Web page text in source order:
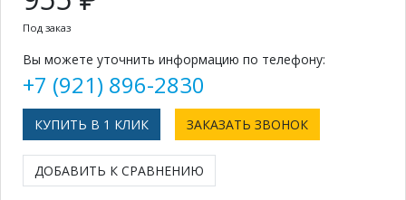
Под заказ
Вы можете уточнить информацию по телефону:
+7 (921) 896-2830
КУПИТЬ В 1 КЛИК ЗАКАЗАТЬ ЗВОНОК
ДОБАВИТЬ К СРАВНЕНИЮ